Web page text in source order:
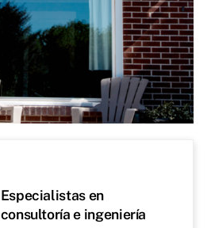
Especialistas en
consultoría e ingeniería